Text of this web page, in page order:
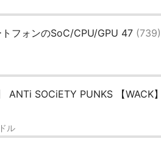
トフォンのSoC/CPU/GPU 47 (739)
】 ANTi SOCiETY PUNKS 【WACK
ル